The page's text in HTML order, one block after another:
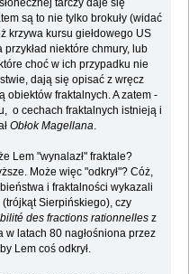
są to nie tylko brokuły (widać
krzywa kursu giełdowego US
niektóre chmury, lub
choć w ich przypadku nie
dają się opisać z wręcz
obiektów fraktalnych. A zatem -
o cechach fraktalnych istnieją i
Obłok Magellana
Lem "wynalazł" fraktale?
Może więc "odkrył"? Cóż,
i fraktalności wykazali
(trójkąt Sierpińskiego), czy
des fractions rationnelles z
w latach 80 nagłośniona przez
Lem coś odkrył.